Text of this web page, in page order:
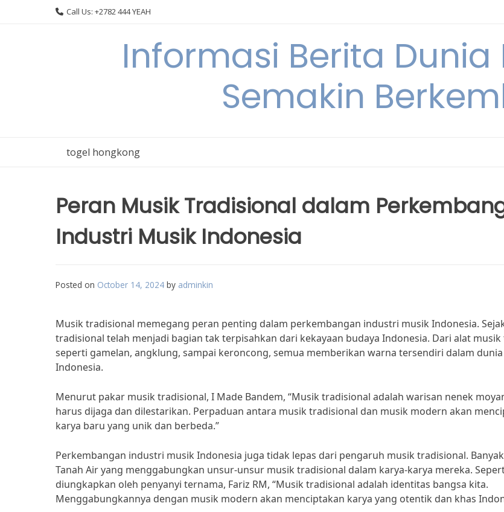
Call Us: +2782 444 YEAH
Informasi Berita Dunia
Semakin
togel hongkong
Peran Musik Tradisional dalam
Industri Musik Indonesia
Posted on October 14, 2024 by adminkin
Musik tradisional memegang peran penting dalam perkembangan industri musik Indonesia.
tradisional telah menjadi bagian tak terpisahkan dari kekayaan budaya Indonesia. Dari alat
seperti gamelan, angklung, sampai keroncong, semua memberikan warna tersendiri dalam
Indonesia.
Menurut pakar musik tradisional, I Made Bandem, “Musik tradisional adalah warisan nenek
harus dijaga dan dilestarikan. Perpaduan antara musik tradisional dan musik modern akan
karya baru yang unik dan berbeda.”
Perkembangan industri musik Indonesia juga tidak lepas dari pengaruh musik tradisional.
Tanah Air yang menggabungkan unsur-unsur musik tradisional dalam karya-karya mereka.
diungkapkan oleh penyanyi ternama, Fariz RM, “Musik tradisional adalah identitas bangsa kita.
Menggabungkannya dengan musik modern akan menciptakan karya yang otentik dan khas